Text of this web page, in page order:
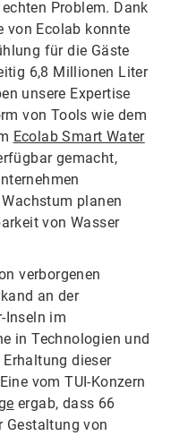
Problem. Dank
von Ecolab konnte
für die Gäste
6,8 Millionen Liter
unsere Expertise
von Tools wie dem
Ecolab Smart Water
gemacht,
planen
von Wasser
verborgenen
an der
Inseln im
in Technologien und
dieser
vom TUI-Konzern
ergab, dass 66
Gestaltung von